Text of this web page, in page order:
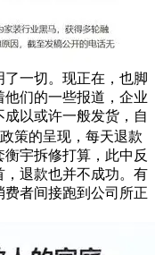
一切。现正在，也脚
他们的一些报道，企业
以或许一般发货，自
策的呈现，每天退款
宇拆修打算，此中反
退款也并不成功。有
者间接跑到公司所正